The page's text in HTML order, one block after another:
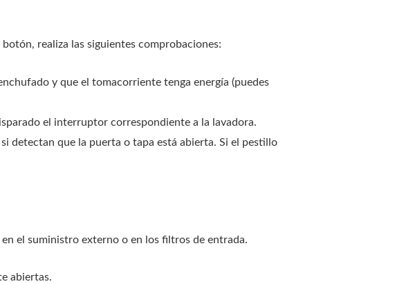
realiza las siguientes comprobaciones:
y que el tomacorriente tenga energía (puedes
el interruptor correspondiente a la lavadora.
detectan que la puerta o tapa está abierta. Si el pestillo
el suministro externo o en los filtros de entrada.
abiertas.